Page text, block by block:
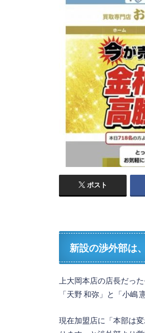
ポスト
新設の渉外部は
上大岡本店の店長だっ
「天野 和弥」と「小嶋
現在加盟店に「本部は